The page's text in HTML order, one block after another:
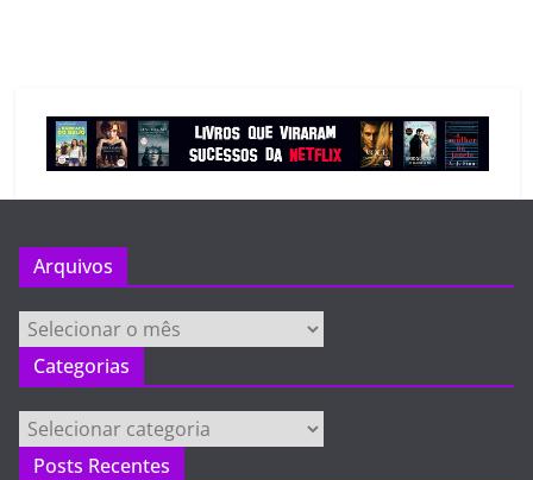
Arquivos
Arquivos
Categorias
Categorias
Posts Recentes